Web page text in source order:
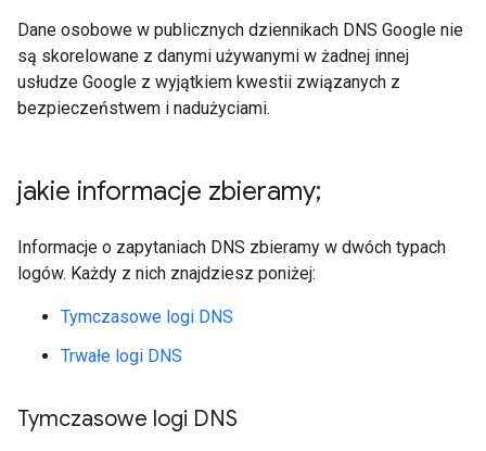
Dane osobowe w publicznych dziennikach DNS Google nie
są skorelowane z danymi używanymi w żadnej innej
usłudze Google z wyjątkiem kwestii związanych z
bezpieczeństwem i nadużyciami.
jakie informacje zbieramy;
Informacje o zapytaniach DNS zbieramy w dwóch typach
logów. Każdy z nich znajdziesz poniżej:
Tymczasowe logi DNS
Trwałe logi DNS
Tymczasowe logi DNS